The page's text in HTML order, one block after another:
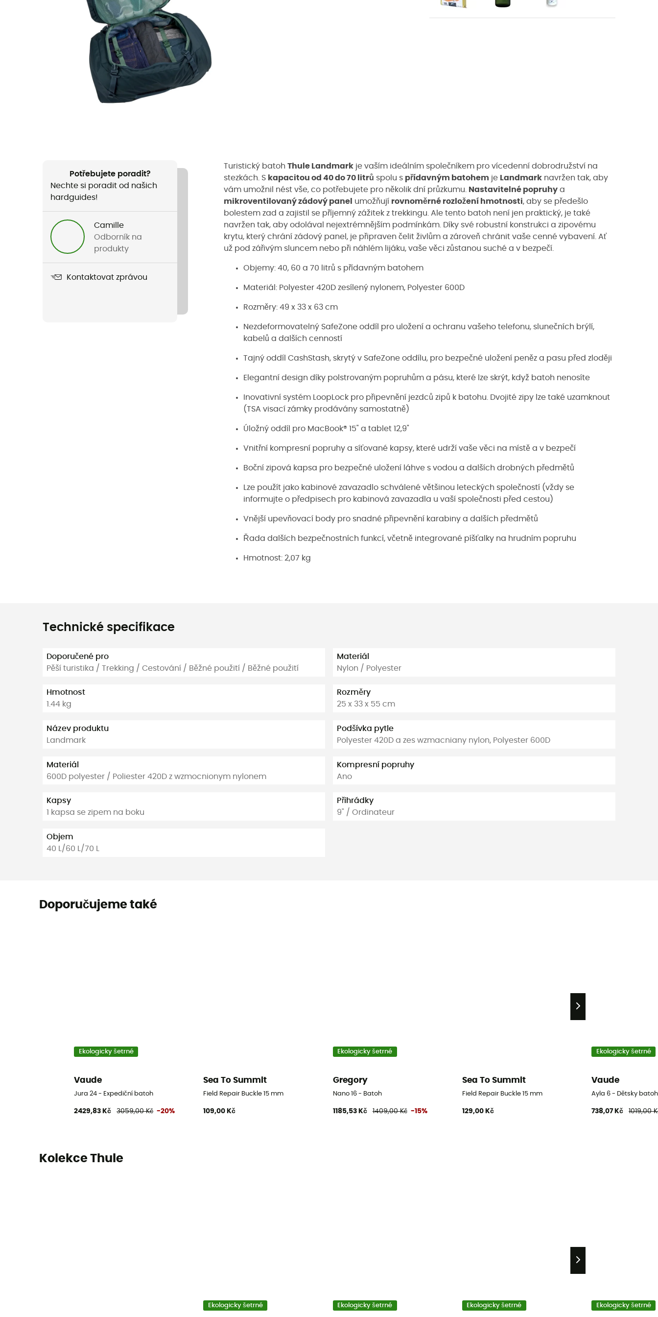
Potřebujete poradit?
Nechte si poradit od našich
hardguides!
Camille
Odborník na
produkty
Kontaktovat zprávou
Turistický batoh Thule Landmark je vaším ideálním společníkem pro vícedenní dobrodružství na
stezkách. S kapacitou od 40 do 70 litrů spolu s přídavným batohem je Landmark navržen tak, aby
vám umožnil nést vše, co potřebujete pro několik dní průzkumu.
Nastavitelné popruhy a
mikroventilovaný zádový panel
umožňují rovnoměrné rozložení hmotnosti, aby se předešlo
bolestem zad a zajistil se příjemný zážitek z trekkingu. Ale tento batoh není jen praktický, je také
navržen tak, aby odolával nejextrémnějším podmínkám. Díky své robustní konstrukci a zipovému
krytu, který chrání zádový panel, je připraven čelit živlům a zároveň chránit vaše cenné vybavení. Ať
už pod zářivým sluncem nebo při náhlém lijáku, vaše věci zůstanou suché a v bezpečí.
Objemy: 40, 60 a 70 litrů s přídavným batohem
Materiál: Polyester 420D zesílený nylonem, Polyester 600D
Rozměry: 49 x 33 x 63 cm
Nezdeformovatelný SafeZone oddíl pro uložení a ochranu vašeho telefonu, slunečních brýlí,
kabelů a dalších cenností
Tajný oddíl CashStash, skrytý v SafeZone oddílu, pro bezpečné uložení peněz a pasu před zloději
Elegantní design díky polstrovaným popruhům a pásu, které lze skrýt, když batoh nenosíte
Inovativní systém LoopLock pro připevnění jezdců zipů k batohu. Dvojité zipy lze také uzamknout
(TSA visací zámky prodávány samostatně)
Úložný oddíl pro MacBook® 15" a tablet 12,9"
Vnitřní kompresní popruhy a síťované kapsy, které udrží vaše věci na místě a v bezpečí
Boční zipová kapsa pro bezpečné uložení láhve s vodou a dalších drobných předmětů
Lze použít jako kabinové zavazadlo schválené většinou leteckých společností (vždy se
informujte o předpisech pro kabinová zavazadla u vaší společnosti před cestou)
Vnější upevňovací body pro snadné připevnění karabiny a dalších předmětů
Řada dalších bezpečnostních funkcí, včetně integrované píšťalky na hrudním popruhu
Hmotnost: 2,07 kg
Technické specifikace
Doporučené pro
Pěší turistika / Trekking / Cestování / Běžné použití / Běžné použití
Hmotnost
1.44 kg
Název produktu
Landmark
Materiál
600D polyester / Poliester 420D z wzmocnionym nylonem
Kapsy
1 kapsa se zipem na boku
Objem
40 L/60 L/70 L
Materiál
Nylon / Polyester
Rozměry
25 x 33 x 55 cm
Podšívka pytle
Polyester 420D a zes wzmacniany nylon, Polyester 600D
Kompresní popruhy
Ano
Přihrádky
9" / Ordinateur
Doporučujeme také
Ekologicky šetrné
Vaude
Jura 24 - Expediční batoh
2429,83 Kč 3059,00 Kč -20%
Sea To Summit
Field Repair Buckle 15 mm
109,00 Kč
Ekologicky šetrné
Gregory
Nano 16 - Batoh
1185,53 Kč 1409,00 Kč -15%
Sea To Summit
Field Repair Buckle 15 mm
129,00 Kč
Ekologicky šetrné
Vaude
Ayla 6 - Dětsky batoh
738,07 Kč 1019,00
Kolekce Thule
Ekologicky šetrné Ekologicky šetrné Ekologicky šetrné Ekologicky šetrné